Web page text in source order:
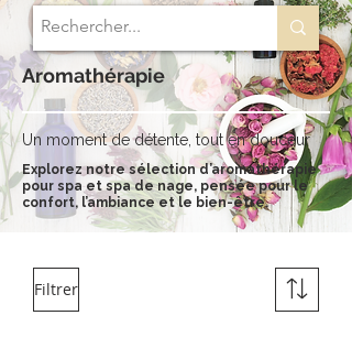
Aromathérapie
Un moment de détente, tout en douceur
Explorez notre sélection d’aromathérapie
pour spa et spa de nage, pensée pour le
confort, l’ambiance et le bien-être.
Filtrer